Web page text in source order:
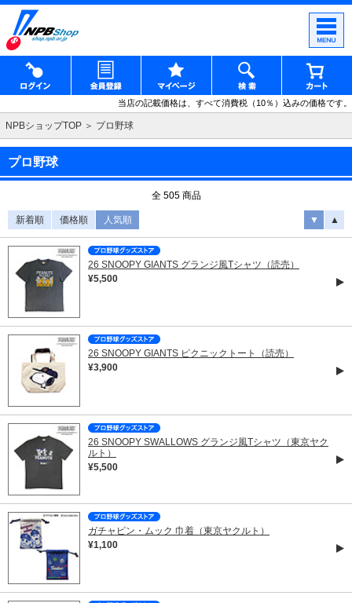
当店の記載価格は、すべて消費税（10％）込みの価格です。
NPBショップTOP プロ野球
プロ野球
全 505 商品
新着順 価格順 人気順 ▼ ▲
26 SNOOPY GIANTS グランジ風Tシャツ（読売）
¥5,500
26 SNOOPY GIANTS ピクニックトート（読売）
¥3,900
26 SNOOPY SWALLOWS グランジ風Tシャツ（東京ヤク
ルト）
¥5,500
ガチャピン・ムック 巾着（東京ヤクルト）
¥1,100